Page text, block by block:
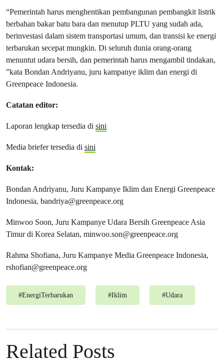
“Pemerintah harus menghentikan pembangunan pembangkit listrik
berbahan bakar batu bara dan menutup PLTU yang sudah ada,
berinvestasi dalam sistem transportasi umum, dan transisi ke energi
terbarukan secepat mungkin. Di seluruh dunia orang-orang
menuntut udara bersih, dan pemerintah harus mengambil tindakan,
”kata Bondan Andriyanu, juru kampanye iklim dan energi di
Greenpeace Indonesia.
Catatan editor:
Laporan lengkap tersedia di sini
Media briefer tersedia di sini
Kontak:
Bondan Andriyanu, Juru Kampanye Iklim dan Energi Greenpeace
Indonesia, bandriya@greenpeace.org
Minwoo Soon, Juru Kampanye Udara Bersih Greenpeace Asia
Timur di Korea Selatan, minwoo.son@greenpeace.org
Rahma Shofiana, Juru Kampanye Media Greenpeace Indonesia,
rshofian@greenpeace.org
#EnergiTerbarukan #Iklim #Udara
Related Posts